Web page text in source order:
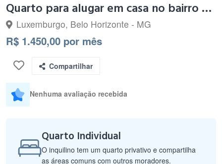
Quarto para alugar em casa no bairro Luxemburgo
Luxemburgo, Belo Horizonte - MG
R$ 1.450,00 por mês
Compartilhar
Nenhuma avaliação recebida
Quarto Individual
O inquilino tem um quarto privativo e compartilha
as áreas comuns com outros moradores.